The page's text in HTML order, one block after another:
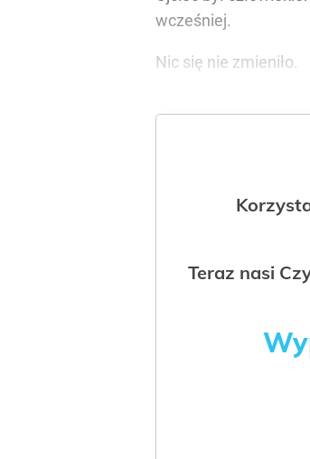
wcześniej.
Nic się nie zmieniło.
Teraz nasi